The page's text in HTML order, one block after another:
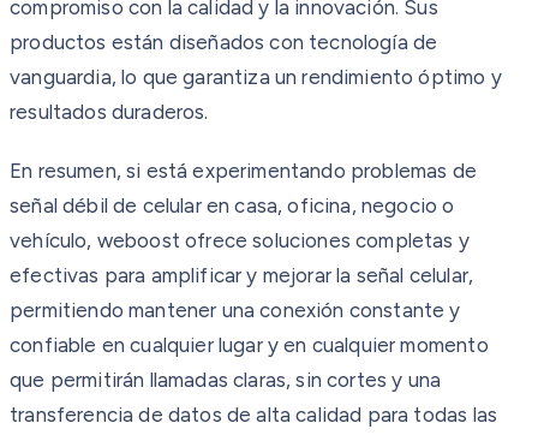
compromiso con la calidad y la innovación. Sus
productos están diseñados con tecnología de
vanguardia, lo que garantiza un rendimiento óptimo y
resultados duraderos.
En resumen, si está experimentando problemas de
señal débil de celular en casa, oficina, negocio o
vehículo, weboost ofrece soluciones completas y
efectivas para amplificar y mejorar la señal celular,
permitiendo mantener una conexión constante y
confiable en cualquier lugar y en cualquier momento
que permitirán llamadas claras, sin cortes y una
transferencia de datos de alta calidad para todas las